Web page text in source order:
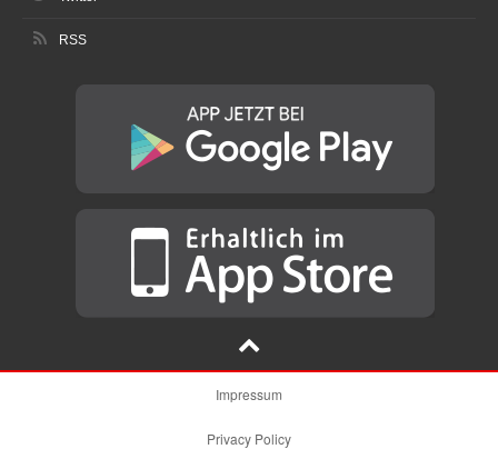
RSS
Impressum
Privacy Policy